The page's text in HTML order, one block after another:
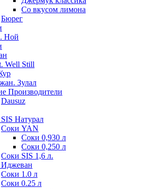
Со вкусом лимона
Бюрег
Ной
Well Still
Зулал
Производители
Dausuz
Натурал
Соки YAN
Соки 0,930 л
Соки 0,250 л
Соки SIS 1,6 л.
Соки 1.0 л
Соки 0.25 л